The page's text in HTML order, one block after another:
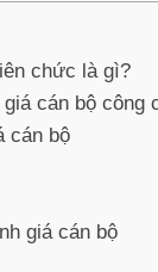
chức là gì?
cán bộ
cán bộ
giá cán bộ